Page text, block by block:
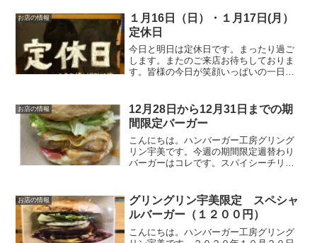
今日が、笑顔いっぱいの一日になります
ように😊いってらっ...
お店の情報
１月16日（日）・１月17日(月）
定休日
今日と明日は定休日です。まったり過ご
します。またのご来店お待ちしておりま
す。皆様の今日が笑顔いっぱいの一日に
お店の情報
12月28日から12月31日までの期
間限定バーガー
こんにちは。ハンバーガー工房グリング
リン宇美です。今週の期間限定週替わり
バーガーはコレです。スパイシーチリチ
タスをのせればトロっと流れる出るチリ
ソース。そそられる事...
お店の情報
グリングリン宇美限定 スペシャ
ルバーガー（１２００円）
こんにちは。ハンバーガー工房グリング